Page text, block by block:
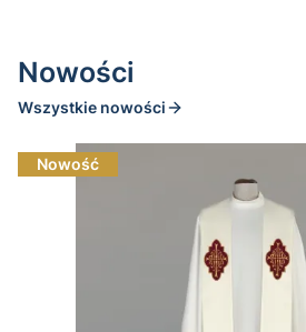
Nowości
Wszystkie nowości
Nowość